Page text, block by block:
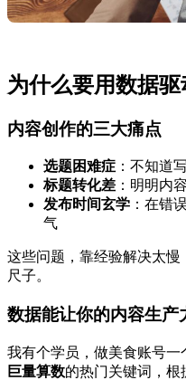
为什么要用数据驱
内容创作的三大痛点
选题困难症 ：不知道
标题转化差 ：明明内
发布时间玄学 ：在错
气
这些问题，靠经验解决太
尺子。
数据能让你的内容生产
我有个学员，做美食账号一
巨量算数的热门关键词，根